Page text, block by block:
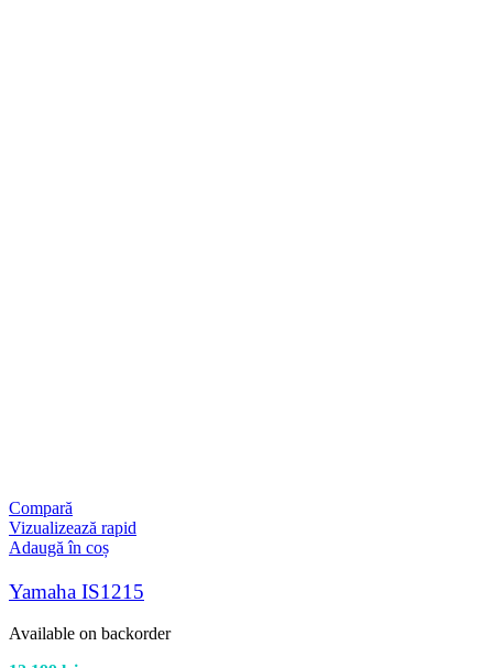
Compară
Vizualizează rapid
Adaugă în coș
Yamaha IS1215
Available on backorder